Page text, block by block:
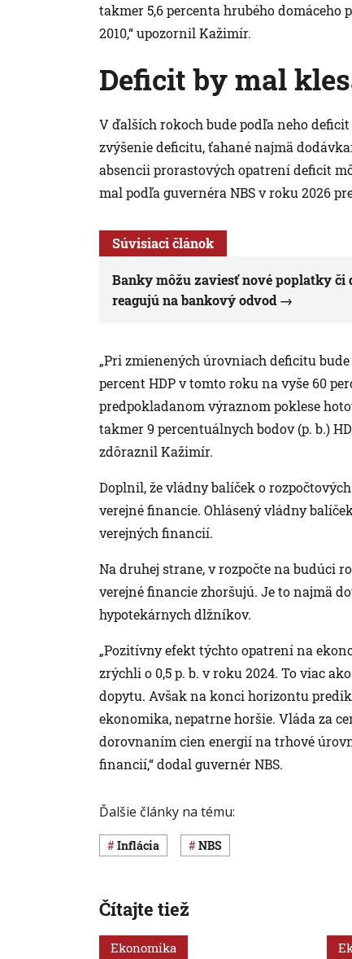
takmer 5,6 percenta hrubého domáceho
2010,“ upozornil Kažimír.
Deficit by mal
V ďalších rokoch bude podľa neho
zvýšenie deficitu, ťahané najmä
absencii prorastových opatrení deficit
mal podľa guvernéra NBS v roku 2026
Súvisiaci článok
Banky môžu zaviesť nové poplatky
reagujú na bankový odvod
„Pri zmienených úrovniach deficitu
percent HDP v tomto roku na vyše 60
predpokladanom výraznom poklese
takmer 9 percentuálnych bodov (p. b.)
zdôraznil Kažimír.
Doplnil, že vládny balíček o
verejné financie. Ohlásený vládny
verejných financií.
Na druhej strane, v rozpočte na budúci
verejné financie zhoršujú. Je to najmä
hypotekárnych dlžníkov.
„Pozitívny efekt týchto opatrení na
zrýchli o 0,5 p. b. v roku 2024. To viac
dopytu. Avšak na konci horizontu
ekonomika, nepatrne horšie. Vláda za
dorovnaním cien energií na trhové
financií,“ dodal guvernér NBS.
Ďalšie články na tému:
inflácia NBS
Čítajte tiež
Ekonomika